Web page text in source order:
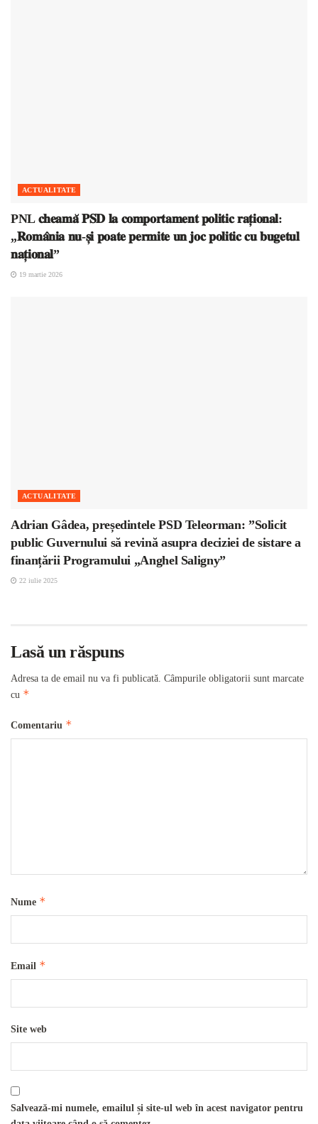
ACTUALITATE
PNL 𝐜𝐡𝐞𝐚𝐦𝐚̆ 𝐏𝐒𝐃 𝐥𝐚 𝐜𝐨𝐦𝐩𝐨𝐫𝐭𝐚𝐦𝐞𝐧𝐭 𝐩𝐨𝐥𝐢𝐭𝐢𝐜 𝐫𝐚𝐭̦𝐢𝐨𝐧𝐚𝐥:
„𝐑𝐨𝐦𝐚̂𝐧𝐢𝐚 𝐧𝐮-𝐬̦𝐢 𝐩𝐨𝐚𝐭𝐞 𝐩𝐞𝐫𝐦𝐢𝐭𝐞 𝐮𝐧 𝐣𝐨𝐜 𝐩𝐨𝐥𝐢𝐭𝐢𝐜 𝐜𝐮 𝐛𝐮𝐠𝐞𝐭𝐮𝐥
𝐧𝐚𝐭̦𝐢𝐨𝐧𝐚𝐥”
19 martie 2026
ACTUALITATE
Adrian Gâdea, președintele PSD Teleorman: ”Solicit
public Guvernului să revină asupra deciziei de sistare a
finanțării Programului „Anghel Saligny”
22 iulie 2025
Lasă un răspuns
Adresa ta de email nu va fi publicată. Câmpurile obligatorii sunt marcate
cu *
Comentariu *
Nume *
Email *
Site web
Salvează-mi numele, emailul și site-ul web în acest navigator pentru